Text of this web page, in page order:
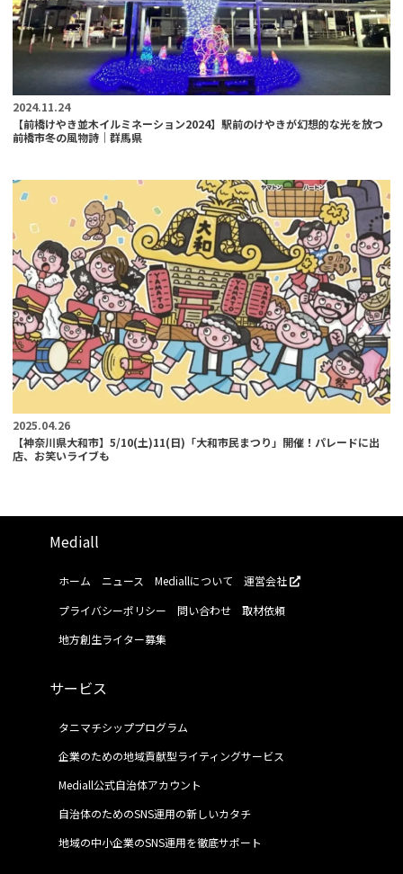
2024.11.24
【前橋けやき並木イルミネーション2024】駅前のけやきが幻想的な光を放つ
前橋市冬の風物詩｜群馬県
2025.04.26
【神奈川県大和市】5/10(土)11(日)「大和市民まつり」開催！パレードに出
店、お笑いライブも
Mediall
ホーム ニュース Mediallについて
運営会社
プライバシーポリシー
問い合わせ
取材依頼
地方創生ライター募集
サービス
タニマチシッププログラム
企業のための地域貢献型ライティングサービス
Mediall公式自治体アカウント
自治体のためのSNS運用の新しいカタチ
地域の中小企業のSNS運用を徹底サポート